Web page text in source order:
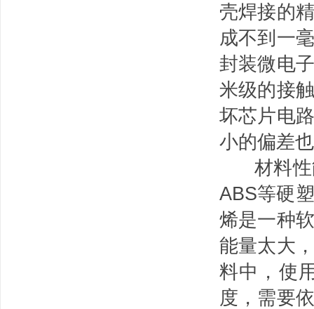
壳焊接的
成不到一
封装微电
米级的接
坏芯片电
小的偏差
材料性
ABS等硬
烯是一种
能量太大
料中，使
度，需要